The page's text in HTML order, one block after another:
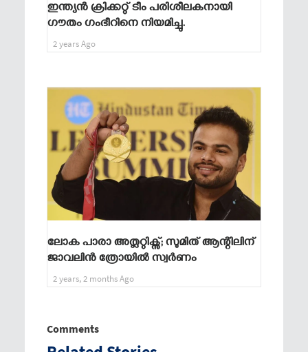
ഇന്ത്യൻ ക്രിക്കറ്റ് ടീം പരിശീലകനായി
ഗൗതം ഗംഭീറിനെ നിയമിച്ചു.
2 years Ago
ലോക പാരാ അത്ലറ്റിക്സ്; സുമിത് ആന്റിലിന്
ജാവലിന്‍ ത്രോയില്‍ സ്വര്‍ണം
2 years, 2 months Ago
Comments